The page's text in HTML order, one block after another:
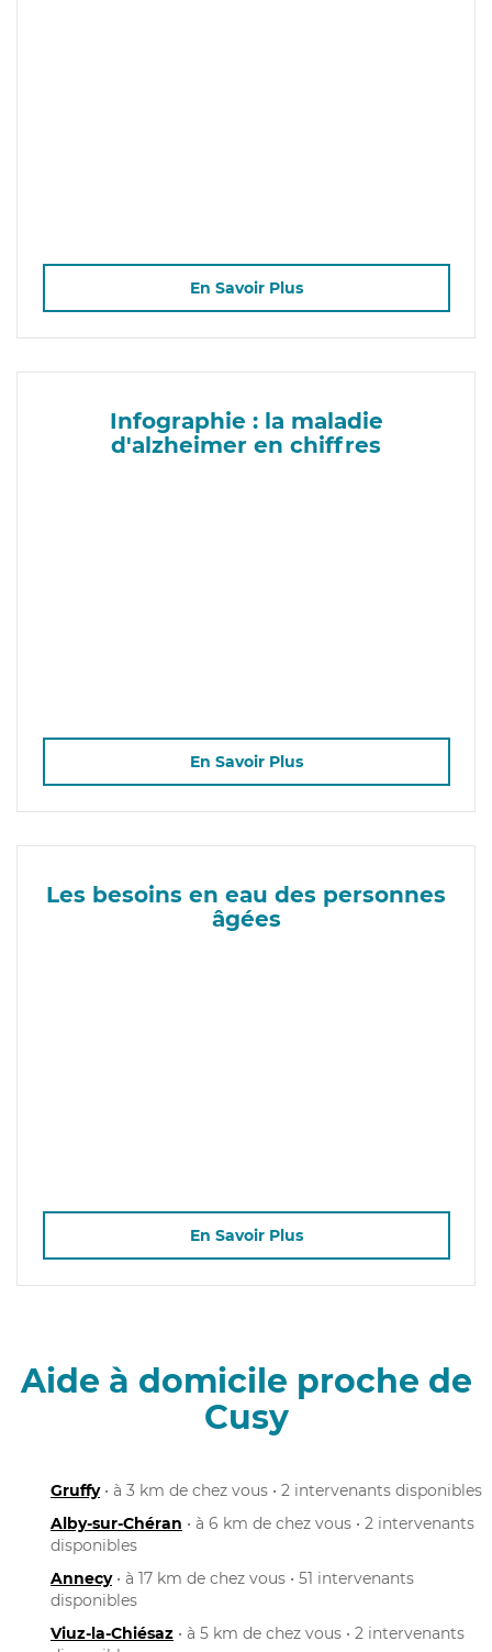
En Savoir Plus
Infographie : la maladie
d'alzheimer en chiffres
En Savoir Plus
Les besoins en eau des personnes
âgées
En Savoir Plus
Aide à domicile proche de
Cusy
Gruffy• à 3 km de chez vous • 2 intervenants disponibles
Alby-sur-Chéran • à 6 km de chez vous • 2 intervenants
disponibles
Annecy• à 17 km de chez vous • 51 intervenants
disponibles
Viuz-la-Chiésaz • à 5 km de chez vous • 2 intervenants